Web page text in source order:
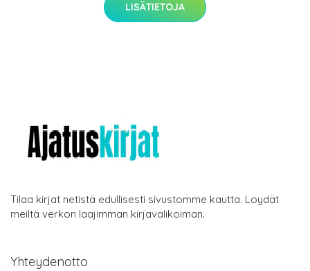
LISÄTIETOJA
Tilaa kirjat netistä edullisesti sivustomme kautta. Löydät
meiltä verkon laajimman kirjavalikoiman.
Yhteydenotto